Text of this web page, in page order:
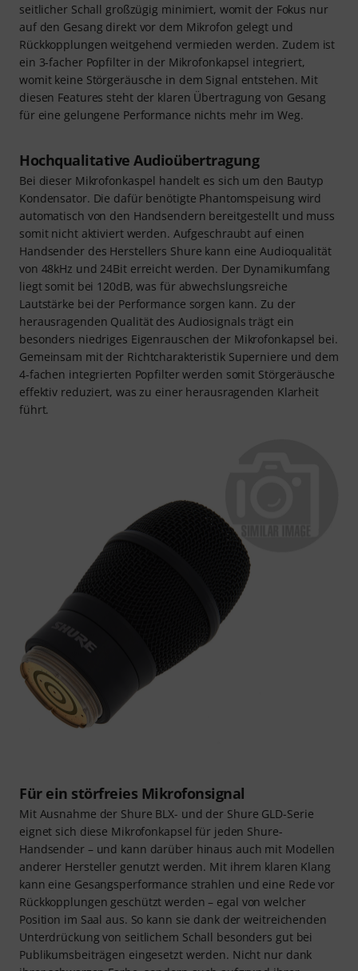
seitlicher Schall großzügig minimiert, womit der Fokus nur
auf den Gesang direkt vor dem Mikrofon gelegt und
Rückkopplungen weitgehend vermieden werden. Zudem ist
ein 3-facher Popfilter in der Mikrofonkapsel integriert,
womit keine Störgeräusche in dem Signal entstehen. Mit
diesen Features steht der klaren Übertragung von Gesang
für eine gelungene Performance nichts mehr im Weg.
Hochqualitative Audioübertragung
Bei dieser Mikrofonkaspel handelt es sich um den Bautyp
Kondensator. Die dafür benötigte Phantomspeisung wird
automatisch von den Handsendern bereitgestellt und muss
somit nicht aktiviert werden. Aufgeschraubt auf einen
Handsender des Herstellers Shure kann eine Audioqualität
von 48kHz und 24Bit erreicht werden. Der Dynamikumfang
liegt somit bei 120dB, was für abwechslungsreiche
Lautstärke bei der Performance sorgen kann. Zu der
herausragenden Qualität des Audiosignals trägt ein
besonders niedriges Eigenrauschen der Mikrofonkapsel bei.
Gemeinsam mit der Richtcharakteristik Superniere und dem
4-fachen integrierten Popfilter werden somit Störgeräusche
effektiv reduziert, was zu einer herausragenden Klarheit
führt.
Für ein störfreies Mikrofonsignal
Mit Ausnahme der Shure BLX- und der Shure GLD-Serie
eignet sich diese Mikrofonkapsel für jeden Shure-
Handsender – und kann darüber hinaus auch mit Modellen
anderer Hersteller genutzt werden. Mit ihrem klaren Klang
kann eine Gesangsperformance strahlen und eine Rede vor
Rückkopplungen geschützt werden – egal von welcher
Position im Saal aus. So kann sie dank der weitreichenden
Unterdrückung von seitlichem Schall besonders gut bei
Publikumsbeiträgen eingesetzt werden. Nicht nur dank